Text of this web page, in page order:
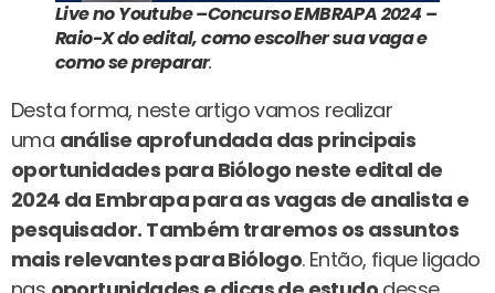
Live no Youtube –Concurso EMBRAPA 2024 –
Raio-X do edital, como escolher sua vaga e
como se preparar.
Desta forma, neste artigo vamos realizar
uma análise aprofundada das principais
oportunidades para Biólogo neste edital de
2024 da Embrapa para as vagas de analista e
pesquisador. Também traremos os assuntos
mais relevantes para Biólogo. Então, fique ligado